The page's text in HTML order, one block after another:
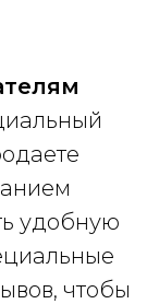
удобную
чтобы